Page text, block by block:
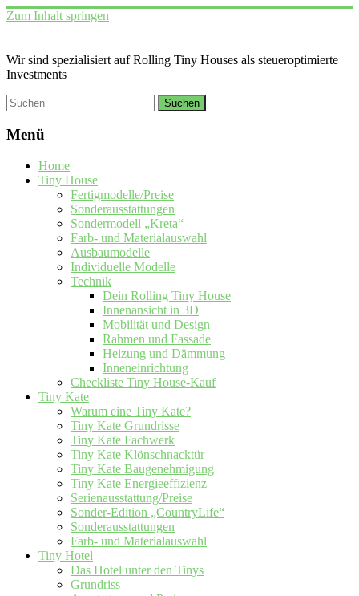
Zum Inhalt springen
Wir sind spezialisiert auf Rolling Tiny Houses als steueroptimierte
Investments
Menü
Home
Tiny House
Fertigmodelle/Preise
Sonderausstattungen
Sondermodell „Kreta“
Farb- und Materialauswahl
Ausbaumodelle
Individuelle Modelle
Technik
Dein Rolling Tiny House
Innenansicht in 3D
Mobilität und Design
Rahmen und Fassade
Heizung und Dämmung
Inneneinrichtung
Checkliste Tiny House-Kauf
Tiny Kate
Warum eine Tiny Kate?
Tiny Kate Grundrisse
Tiny Kate Fachwerk
Tiny Kate Klönschnacktür
Tiny Kate Baugenehmigung
Tiny Kate Energieeffizienz
Serienausstattung/Preise
Sonder-Edition „CountryLife“
Sonderausstattungen
Farb- und Materialauswahl
Tiny Hotel
Das Hotel unter den Tinys
Grundriss